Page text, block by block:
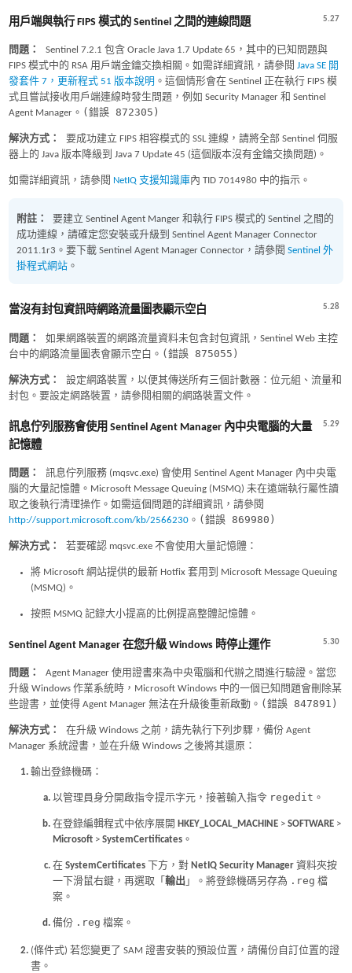
5.27
用戶端與執行 FIPS 模式的 Sentinel 之間的連線問題
問題：
Sentinel 7.2.1 包含 Oracle Java 1.7 Update 65，其中的已知問題與
FIPS 模式中的 RSA 用戶端金鑰交換相關。如需詳細資訊，請參閱Java SE 開
發套件 7，更新程式 51 版本說明 。這個情形會在 Sentinel 正在執行 FIPS 模
式且嘗試接收用戶端連線時發生問題，例如 Security Manager 和 Sentinel
Agent Manager。 (錯誤 872305)
解決方式：
要成功建立 FIPS 相容模式的 SSL 連線，請將全部 Sentinel 伺服
器上的 Java 版本降級到 Java 7 Update 45 (這個版本沒有金鑰交換問題)。
如需詳細資訊，請參閱 NetIQ 支援知識庫內 TID 7014980 中的指示。
附註：
要建立 Sentinel Agent Manger 和執行 FIPS 模式的 Sentinel 之間的
成功連線，請確定您安裝或升級到 Sentinel Agent Manager Connector
2011.1r3。要下載 Sentinel Agent Manager Connector，請參閱Sentinel 外
掛程式網站 。
5.28
當沒有封包資訊時網路流量圖表顯示空白
問題：
如果網路裝置的網路流量資料未包含封包資訊，Sentinel Web 主控
台中的網路流量圖表會顯示空白。 (錯誤 875055)
解決方式：
設定網路裝置，以便其傳送所有三個計數器：位元組、流量和
封包。要設定網路裝置，請參閱相關的網路裝置文件。
5.29
訊息佇列服務會使用 Sentinel Agent Manager 內中央電腦的大量
記憶體
問題：
訊息佇列服務 (mqsvc.exe) 會使用 Sentinel Agent Manager 內中央電
腦的大量記憶體。Microsoft Message Queuing (MSMQ) 未在遠端執行屬性讀
取之後執行清理操作。如需這個問題的詳細資訊，請參閱
http://support.microsoft.com/kb/2566230 。 (錯誤 869980)
解決方式： 若要確認 mqsvc.exe 不會使用大量記憶體：
將 Microsoft 網站提供的最新 Hotfix 套用到 Microsoft Message Queuing
(MSMQ)。
按照 MSMQ 記錄大小提高的比例提高整體記憶體。
5.30
Sentinel Agent Manager 在您升級 Windows 時停止運作
問題：
Agent Manager 使用證書來為中央電腦和代辦之間進行驗證。當您
升級 Windows 作業系統時，Microsoft Windows 中的一個已知問題會刪除某
些證書，並使得 Agent Manager 無法在升級後重新啟動。 (錯誤 847891)
解決方式：
在升級 Windows 之前，請先執行下列步驟，備份 Agent
Manager 系統證書，並在升級 Windows 之後將其還原：
輸出登錄機碼：
以管理員身分開啟指令提示字元，接著輸入指令 regedit 。
在登錄編輯程式中依序展開 HKEY_LOCAL_MACHINE >SOFTWARE >
Microsoft >SystemCertificates 。
在SystemCertificates 下方，對 NetIQ Security Manager 資料夾按
一下滑鼠右鍵，再選取「輸出 」。將登錄機碼另存為 .reg 檔
案。
備份 .reg 檔案。
(條件式) 若您變更了 SAM 證書安裝的預設位置，請備份自訂位置的證
書。